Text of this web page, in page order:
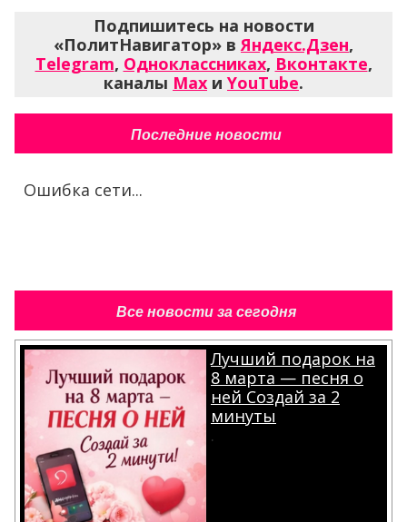
Подпишитесь на новости
«ПолитНавигатор» в Яндекс.Дзен,
Telegram, Одноклассниках, Вконтакте,
каналы Max и YouTube.
Последние новости
Ошибка сети...
Все новости за сегодня
Лучший подарок на
8 марта — песня о
ней Создай за 2
минуты
.